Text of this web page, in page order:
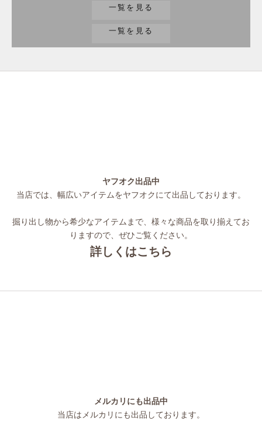
一覧を見る
その他
一覧を見る
ヤフオク出品中
当店では、幅広いアイテムをヤフオクにて出品しております。
掘り出し物から希少なアイテムまで、様々な商品を取り揃えてお
りますので、ぜひご覧ください。
詳しくはこちら
メルカリにも出品中
当店はメルカリにも出品しております。